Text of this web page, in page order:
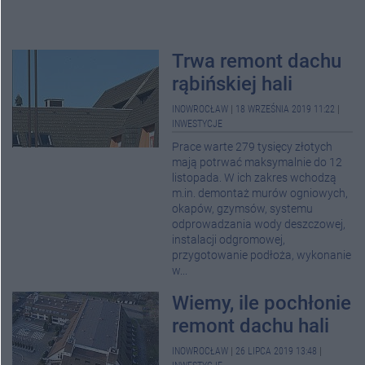
Trwa remont dachu
rąbińskiej hali
INOWROCŁAW 18 WRZEŚNIA 2019 11:22
INWESTYCJE
Prace warte 279 tysięcy złotych
mają potrwać maksymalnie do 12
listopada. W ich zakres wchodzą
m.in. demontaż murów ogniowych,
okapów, gzymsów, systemu
odprowadzania wody deszczowej,
instalacji odgromowej,
przygotowanie podłoża, wykonanie
w...
Wiemy, ile pochłonie
remont dachu hali
INOWROCŁAW 26 LIPCA 2019 13:48